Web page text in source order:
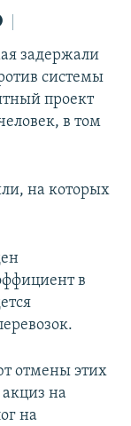
задержали
системы
проект
в том
на которых
в
отмены этих
на
на